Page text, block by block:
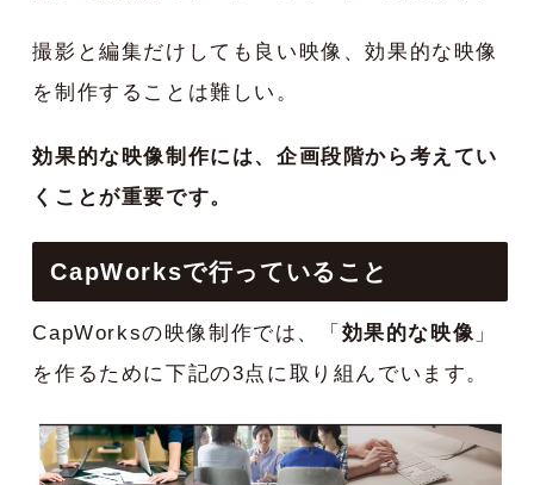
撮影と編集だけしても良い映像、効果的な映像
を制作することは難しい。
効果的な映像制作には、企画段階から考えてい
くことが重要です。
CapWorksで行っていること
CapWorksの映像制作では、「 効果的な映像 」
を作るために下記の3点に取り組んでいます。